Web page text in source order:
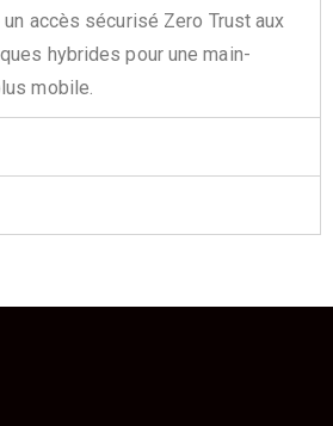
un accès sécurisé Zero Trust aux
hybrides pour une main-
mobile.